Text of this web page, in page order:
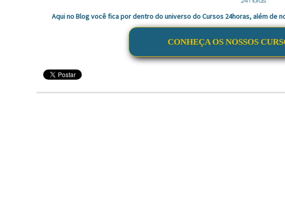
Aqui no Blog você fica por dentro do universo do Cursos 24horas, além de
CONHEÇA OS NOSSOS